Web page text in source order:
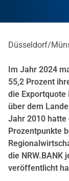
Düsseldorf/
Im Jahr 2024
55,2 Prozent
die Exportquote
über dem
Jahr 2010 hatte
Prozentpunkte
die NRW.BANK
veröffentlicht